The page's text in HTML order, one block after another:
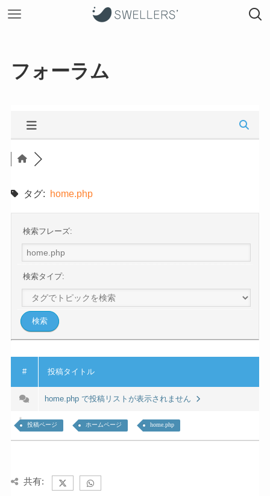
フォーラム
タグ: home.php
検索フレーズ:
検索タイプ:
# 投稿タイトル
home.php で投稿リストが表示されません
投稿ページ ホームページ home.php
共有: